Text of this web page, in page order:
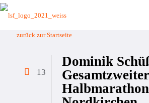
zurück zur Startseite
13
Dominik